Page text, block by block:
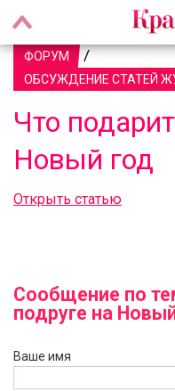
ФОРУМ /
ОБСУЖДЕНИЕ СТАТЕЙ
Что
Новый год
Открыть статью
Сообщение по
подруге на
Ваше имя